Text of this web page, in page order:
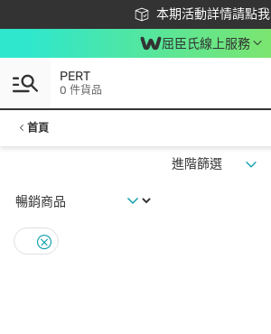
本期活動詳情請點我
下載app最高回饋$350
屈臣氏線上服務
PERT
0 件貨品
首頁
進階篩選